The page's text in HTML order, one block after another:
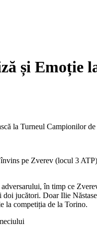
și Emoție
la Turneul Campionilor
pe Zverev (locul 3
în timp ce
jucători. Doar Ilie
la competiția de la Torino.